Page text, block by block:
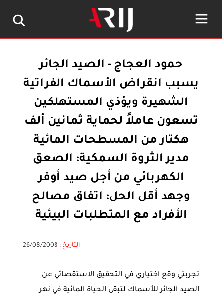
حمود العجاج - الصيد الجائر
يسبب انقراض الأسماك الفراتية
الشهيرة ويؤذي المستهلكين
تسعون عاملاً لحماية ثمانين ألف
هكتار من المسطحات المائية
مدير الثروة السمكية: الصعق
الكهربائي من أجل صيد أوفر
وجهد أقل الحل: اتفاق مصالح
الأفراد مع المتطلبات البيئية
التاريخ : 26/08/2008
تجربتي وقع اختياري في التحقيق الاستقصائي عن
الصيد الجائر للأسماك لتبقى الحياة المائية في نهر